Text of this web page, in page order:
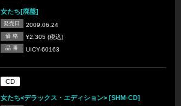
女たち[廃盤]
発売日 2009.06.24
価 格 ¥2,305 (税込)
品 番 UICY-60163
CD
女たち<デラックス・エディション> [SHM-CD]